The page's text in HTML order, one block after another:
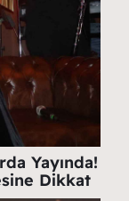
Yayında!
Dikkat